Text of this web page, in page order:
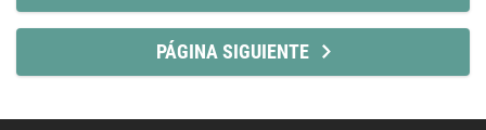
PÁGINA SIGUIENTE